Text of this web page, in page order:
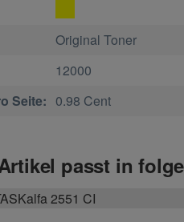
Original Toner
12000
Seite: 0.98 Cent
passt in
2551 CI